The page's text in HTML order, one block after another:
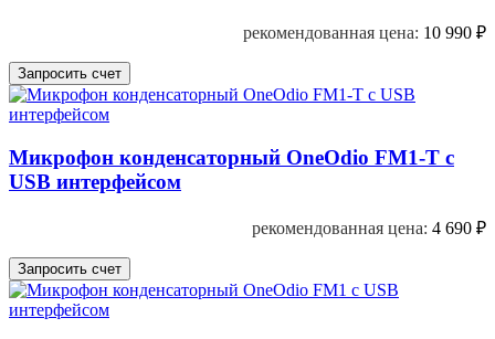
рекомендованная цена: 10 990 ₽
Микрофон конденсаторный OneOdio FM1-T c
USB интерфейсом
рекомендованная цена: 4 690 ₽